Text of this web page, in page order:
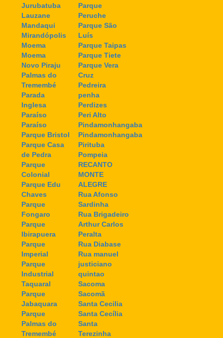
Jurubatuba
Lauzane
Mandaqui
Mirandópolis
Moema
Moema
Novo Piraju
Palmas do
Tremembé
Parada
Inglesa
Paraíso
Paraíso
Parque Bristol
Parque Casa
de Pedra
Parque
Colonial
Parque Edu
Chaves
Parque
Fongaro
Parque
Ibirapuera
Parque
Imperial
Parque
Industrial
Taquaral
Parque
Jabaquara
Parque
Palmas do
Tremembé
Parque
Peruche
Parque São
Luís
Parque Taipas
Parque Tiete
Parque Vera
Cruz
Pedreira
penha
Perdizes
Peri Alto
Pindamonhangaba
Pindamonhangaba
Pirituba
Pompeia
RECANTO
MONTE
ALEGRE
Rua Afonso
Sardinha
Rua Brigadeiro
Arthur Carlos
Peralta
Rua Diabase
Rua manuel
justiciano
quintao
Sacoma
Sacomã
Santa Cecilia
Santa Cecília
Santa
Terezinha